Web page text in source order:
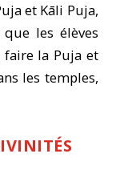
et Kāli Puja,
les élèves
la Puja et
les temples,